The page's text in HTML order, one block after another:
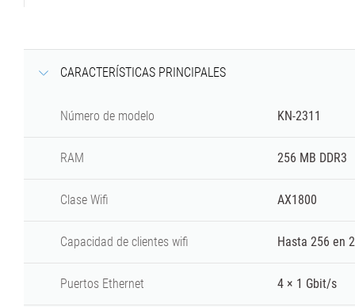
CARACTERÍSTICAS PRINCIPALES
Número de modelo KN-2311
RAM 256 MB DDR3
Clase Wifi AX1800
Capacidad de clientes wifi Hasta 256 en
Puertos Ethernet 4 × 1 Gbit/s